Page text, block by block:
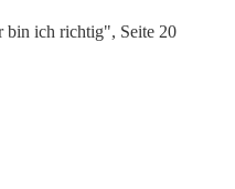
bin ich richtig", Seite 20